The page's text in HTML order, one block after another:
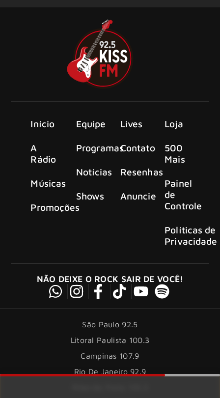
Início
A
Rádio
Músicas
Promoções
Equipe
Programas
Notícias
Shows
Lives
Contato
Resenhas
Anuncie
Loja
500
Mais
Painel
de
Controle
Políticas de
Privacidade
NÃO DEIXE O ROCK SAIR DE VOCÊ!
São Paulo 92.5
Litoral Paulista 100.3
Campinas 107.9
Rio De Janeiro 92.9